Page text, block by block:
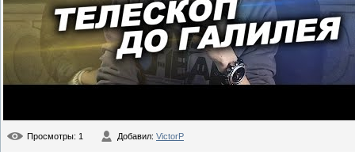
Просмотры: 1 Добавил: VictorP